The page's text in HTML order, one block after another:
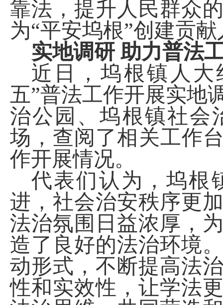
靠法，提升人民群众
为“平安坞根”创建贡
实地调研 助力普法
近日，坞根镇人
五”普法工作开展实地
治公园、坞根镇社会
场 ，查阅了相关工作
作开展情况。
代表们认为，坞根
进，社会治安秩序更
法治氛围日益浓厚，
造了良好的法治环境
动形式，不断提高法
性和实效性，让学法